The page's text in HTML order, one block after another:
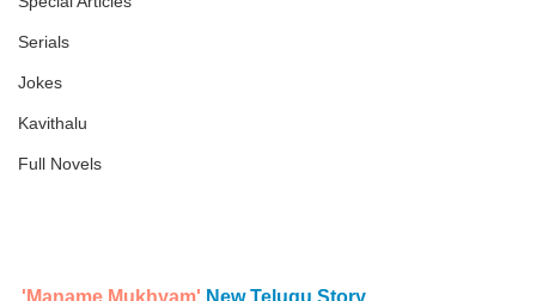
Serials
Jokes
Kavithalu
Full Novels
'Maname Mukhyam' New Telugu Story